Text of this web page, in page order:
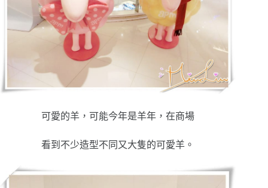
可愛的羊，可能今年是羊年，在商場
看到不少造型不同又大隻的可愛羊。